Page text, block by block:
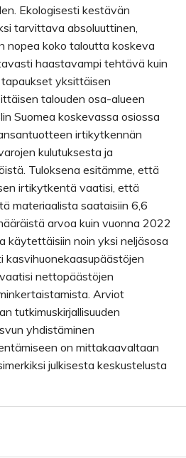
Ekologisesti kestävän
tarvittava absoluuttinen,
nopea koko taloutta koskeva
haastavampi tehtävä kuin
yksittäisen
talouden osa-alueen
Suomea koskevassa osiossa
irtikytkennän
kulutuksesta ja
Tuloksena esitämme, että
irtikytkentä vaatisi, että
materiaalista saataisiin 6,6
arvoa kuin vuonna 2022
käytettäisiin noin yksi neljäsosa
nettopäästöjen
Arviot
tutkimuskirjallisuuden
yhdistäminen
on mittakaavaltaan
julkisesta keskustelusta